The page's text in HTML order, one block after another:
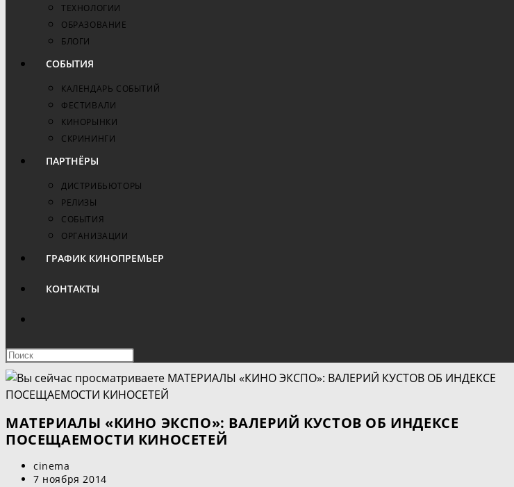
ТЕХНОЛОГИИ
ОБРАЗОВАНИЕ
БЛОГИ
СОБЫТИЯ
КАЛЕНДАРЬ СОБЫТИЙ
ФЕСТИВАЛИ
КИНОРЫНКИ
СКРИНИНГИ
ПАРТНЁРЫ
ДИСТРИБЬЮТОРЫ
РЕЛИЗЫ
СОБЫТИЯ
ОРГАНИЗАЦИИ
ГРАФИК КИНОПРЕМЬЕР
КОНТАКТЫ
ПОИСК
ПО
САЙТУ
Нажмите
клавишу
Escape,
чтобы
закрыть
панель
МАТЕРИАЛЫ «КИНО ЭКСПО»: ВАЛЕРИЙ КУСТОВ ОБ ИНДЕКСЕ
ПОСЕЩАЕМОСТИ КИНОСЕТЕЙ
Автор
записи:
cinema
Запись
7 ноября 2014